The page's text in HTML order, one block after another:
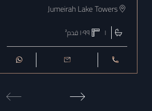
Jumeirah Lake Towers
١ ١٠٩٩قدم²